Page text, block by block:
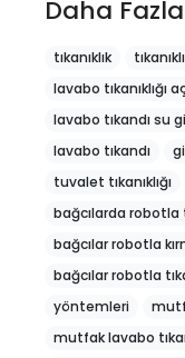
Daha
tıkanıklık
lavabo tıkanıklığı
lavabo tıkandı su
lavabo tıkandı
tuvalet tıkanıklığı
bağcılarda robotla
bağcılar robotla
bağcılar robotla
yöntemleri
mutfak lavabo